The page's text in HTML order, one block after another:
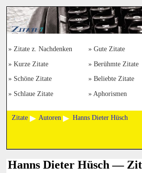
Zitate z. Nachdenken Gute Zitate
Kurze Zitate Berühmte Zitate
Schöne Zitate Beliebte Zitate
Schlaue Zitate Aphorismen
Zitate Autoren Hanns Dieter Hüsch
Hanns Dieter Hüsch —